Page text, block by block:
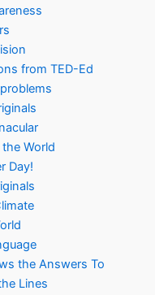
from TED-Ed
World
Day!
the Answers To
Lines